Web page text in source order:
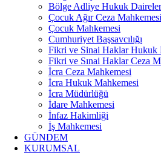
Bölge Adliye Hukuk
Çocuk Ağır Ceza Mahkemesi
Çocuk Mahkemesi
Cumhuriyet Başsavcılığı
Fikri ve Sinai Haklar Hukuk
Fikri ve Sınai Haklar Ceza
İcra Ceza Mahkemesi
İcra Hukuk Mahkemesi
İcra Müdürlüğü
İdare Mahkemesi
İnfaz Hakimliği
İş Mahkemesi
GÜNDEM
KURUMSAL